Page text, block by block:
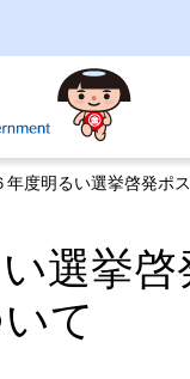
年度明るい選挙啓発ポ
選挙
て